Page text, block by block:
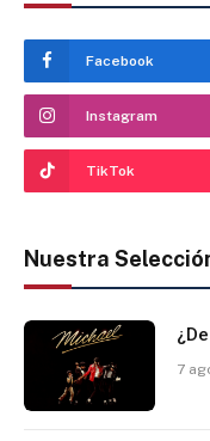
Facebook
Instagram
TikTok
Nuestra
7